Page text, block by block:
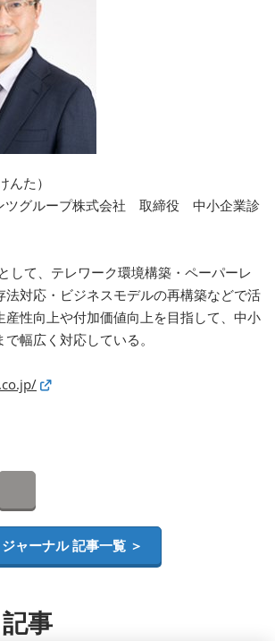
んた）
ツグループ株式会社 取締役 中小企業診
して、テレワーク環境構築・ペーパーレ
法対応・ビジネスモデルの再構築などで活
産性向上や付加価値向上を目指して、中小
幅広く対応している。
ャーナル 記事一覧 ＞
事